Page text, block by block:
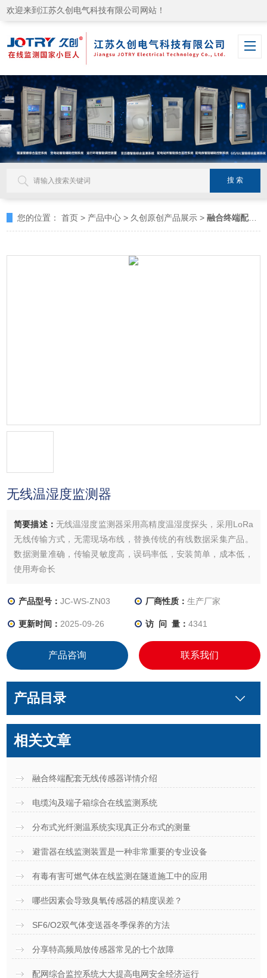
欢迎来到江苏久创电气科技有限公司网站！
您的位置： 首页 > 产品中心 > 久创原创产品展示 >融合终端配套无线传感器
无线温湿度监测器
简要描述： 无线温湿度监测器采用高精度温湿度探头，采用LoRa
无线传输方式，无需现场布线，替换传统的有线数据采集产品。
数据测量准确，传输灵敏度高，误码率低，安装简单，成本低，
使用寿命长
产品型号：JC-WS-ZN03 厂商性质： 生产厂家
更新时间： 2025-09-26 访 问 量： 4341
产品咨询 联系我们
产品目录
相关文章
融合终端配套无线传感器详情介绍
电缆沟及端子箱综合在线监测系统
分布式光纤测温系统实现真正分布式的测量
避雷器在线监测装置是一种非常重要的专业设备
有毒有害可燃气体在线监测在隧道施工中的应用
哪些因素会导致臭氧传感器的精度误差？
SF6/O2双气体变送器冬季保养的方法
分享特高频局放传感器常见的七个故障
配网综合监控系统大大提高电网安全经济运行